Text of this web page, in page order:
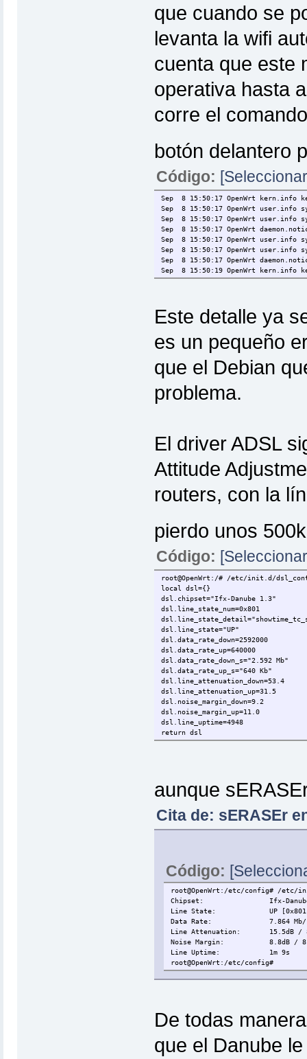
que cuando se
levanta la wifi
cuenta que este
operativa hasta
corre el
botón delantero
Código:
Sep 8 15:50:17 OpenWrt
Sep 8 15:50:17 OpenWrt
Sep 8 15:50:17 OpenWrt user.info
Sep 8 15:50:17 OpenWrt
Sep 8 15:50:17 OpenWrt
Sep 8 15:50:17 OpenWrt
Sep 8 15:50:17 OpenWrt
Sep 8 15:50:19 OpenWrt
Este detalle ya
es un pequeño
que el Debian
problema.
El driver ADSL
Attitude
routers, con la
pierdo unos
Código:
root@OpenWrt:/# /etc/init.d/
local dsl={}
dsl.chipset="Ifx-Danube 1.3"
dsl.line_state_num=0x801
dsl.line_state="UP"
dsl.data_rate_down=2592000
dsl.data_rate_up=640000
dsl.data_rate_down_s="2.592 Mb"
dsl.data_rate_up_s="640 Kb"
dsl.line_attenuation_down=53.4
dsl.line_attenuation_up=31.5
dsl.noise_margin_down=9.2
dsl.noise_margin_up=11.0
dsl.line_uptime=4948
return dsl
root@OpenWrt:/#
aunque
Cita de: sERASEr
Código:
root@OpenWrt:/etc/config# /
Chipset: Ifx-Danube
Line State: UP [0x801:
Data Rate: 7.864 Mb/s /
Line Attenuation: 15.5dB /
Noise Margin: 8.8dB /
Line Uptime: 1m 9s
root@OpenWrt:/etc/config#
De todas
que el Danube